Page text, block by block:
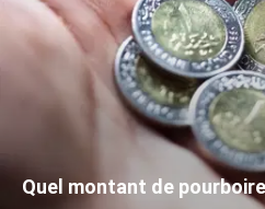
Quel montant de